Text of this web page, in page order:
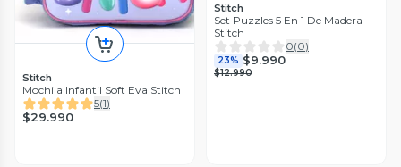
Stitch
Mochila Infantil Soft Eva Stitch
5(1)
$29.990
Stitch
Set Puzzles 5 En 1 De Madera
Stitch
0(0)
23% $9.990
$12.990